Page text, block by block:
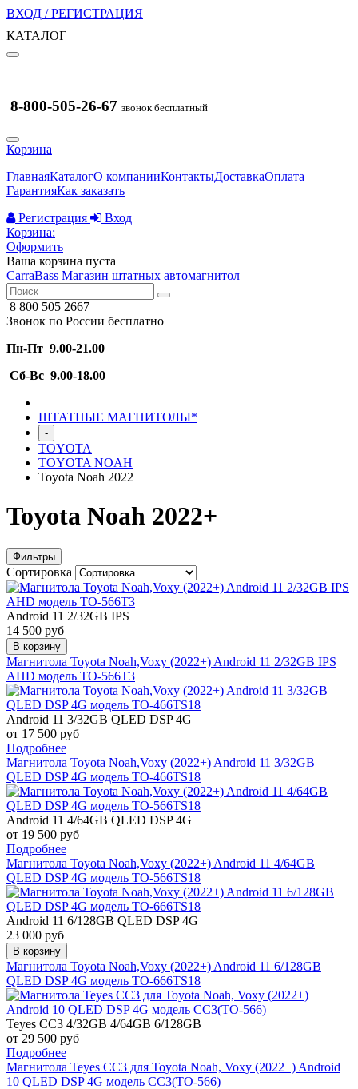
ВХОД / РЕГИСТРАЦИЯ
КАТАЛОГ
8-800-505-26-67 звонок бесплатный
Корзина
ГлавнаяКаталогО компанииКонтактыДоставкаОплата
ГарантияКак заказать
Регистрация
Вход
Корзина:
Оформить
Ваша корзина пуста
CarraBass Магазин штатных автомагнитол
8 800 505 2667
Звонок по России бесплатно
Пн-Пт 9.00-21.00
Сб-Вс 9.00-18.00
ШТАТНЫЕ МАГНИТОЛЫ*
-
TOYOTA
TOYOTA NOAH
Toyota Noah 2022+
Toyota Noah 2022+
Фильтры
Сортировка
Android 11 2/32GB IPS
14 500 руб
В корзину
Магнитола Toyota Noah,Voxy (2022+) Android 11 2/32GB IPS
AHD модель TO-566T3
Android 11 3/32GB QLED DSP 4G
от 17 500 руб
Подробнее
Магнитола Toyota Noah,Voxy (2022+) Android 11 3/32GB
QLED DSP 4G модель TO-466TS18
Android 11 4/64GB QLED DSP 4G
от 19 500 руб
Подробнее
Магнитола Toyota Noah,Voxy (2022+) Android 11 4/64GB
QLED DSP 4G модель TO-566TS18
Android 11 6/128GB QLED DSP 4G
23 000 руб
В корзину
Магнитола Toyota Noah,Voxy (2022+) Android 11 6/128GB
QLED DSP 4G модель TO-666TS18
Teyes CC3 4/32GB 4/64GB 6/128GB
от 29 500 руб
Подробнее
Магнитола Teyes CC3 для Toyota Noah, Voxy (2022+) Android
10 QLED DSP 4G модель CC3(TO-566)